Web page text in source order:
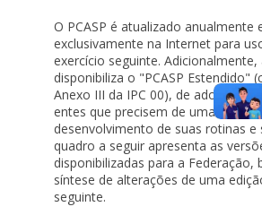
O PCASP é atualizado anualmente
exclusivamente na Internet para
exercício seguinte. Adicionalmente,
disponibiliza o "PCASP Estendido"
Anexo III da IPC 00), de adoção
entes que precisem de uma
desenvolvimento de suas rotinas e
quadro a seguir apresenta as
disponibilizadas para a Federação,
síntese de alterações de uma
seguinte.